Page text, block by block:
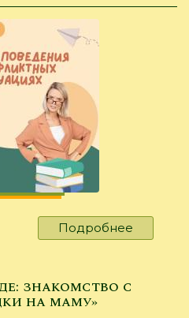
Подробнее
Памятка
знакомство с
на маму»